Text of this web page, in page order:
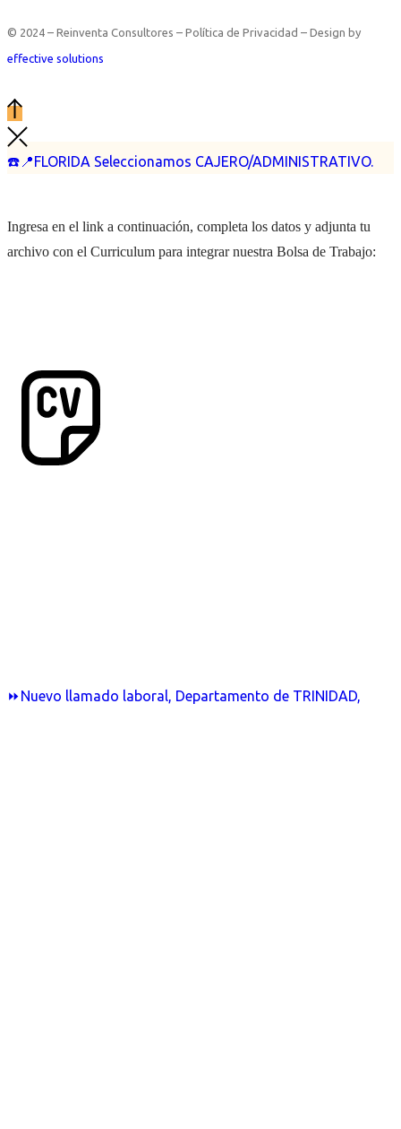
☎️📍FLORIDA Seleccionamos CAJERO/ADMINISTRATIVO.
⏩Nuevo llamado laboral, Departamento de TRINIDAD,
© 2024 – Reinventa Consultores – Política de Privacidad – Design by
effective solutions
Ingresa en el link a continuación, completa los datos y adjunta tu
archivo con el Curriculum para integrar nuestra Bolsa de Trabajo: